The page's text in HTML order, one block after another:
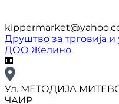
Друштво за трговија
ДОО Желино
🏢
Ул. МЕТОДИЈА
ЧАИР